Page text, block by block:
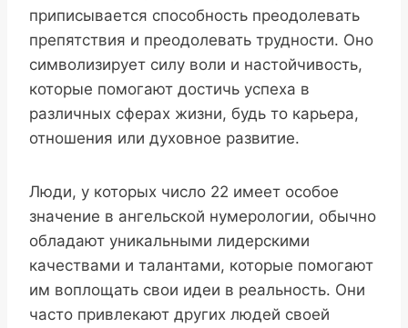
приписывается способность преодолевать
препятствия и преодолевать трудности. Оно
символизирует силу воли и настойчивость,
которые помогают достичь успеха в
различных сферах жизни, будь то карьера,
отношения или духовное развитие.
Люди, у которых число 22 имеет особое
значение в ангельской нумерологии, обычно
обладают уникальными лидерскими
качествами и талантами, которые помогают
им воплощать свои идеи в реальность. Они
часто привлекают других людей своей